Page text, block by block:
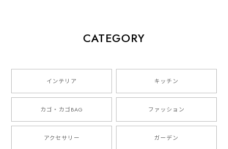
CATEGORY
インテリア キッチン
カゴ・カゴBAG ファッション
アクセサリー ガーデン